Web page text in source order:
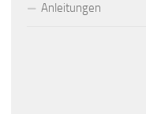
Anleitungen